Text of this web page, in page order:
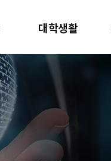
대학생활